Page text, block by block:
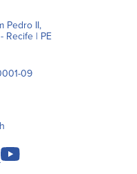
Pedro II,
Recife | PE
09